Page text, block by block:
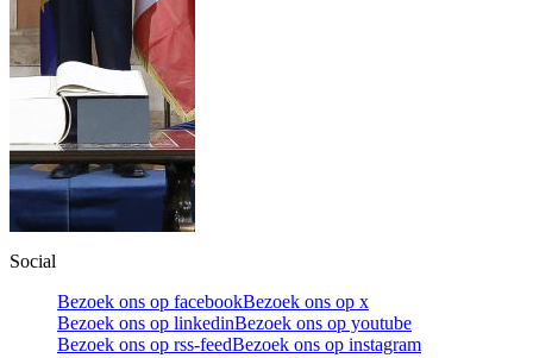
Social
Bezoek ons op facebookBezoek ons op x
Bezoek ons op linkedinBezoek ons op youtube
Bezoek ons op rss-feedBezoek ons op instagram